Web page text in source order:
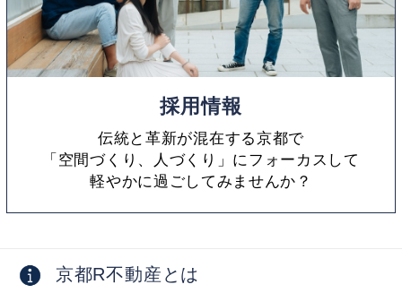
採用情報
伝統と革新が混在する京都で
「空間づくり、人づくり」にフォーカスして
軽やかに過ごしてみませんか？
京都R不動産とは